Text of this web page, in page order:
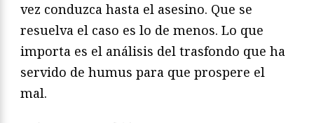
vez conduzca hasta el asesino. Que se
resuelva el caso es lo de menos. Lo que
importa es el análisis del trasfondo que ha
servido de humus para que prospere el
mal.